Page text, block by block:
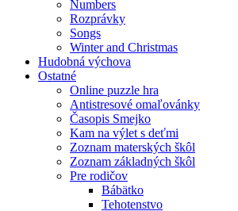
Numbers
Rozprávky
Songs
Winter and Christmas
Hudobná výchova
Ostatné
Online puzzle hra
Antistresové omaľovánky
Časopis Smejko
Kam na výlet s deťmi
Zoznam materských škôl
Zoznam základných škôl
Pre rodičov
Bábätko
Tehotenstvo